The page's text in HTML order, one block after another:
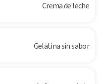
Crema de leche
Gelatina sin sabor